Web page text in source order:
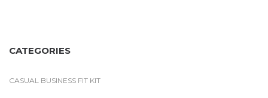
CATEGORIES
CASUAL BUSINESS FIT KIT